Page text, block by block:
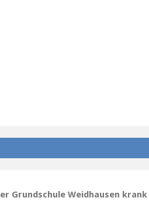
Grundschule Weidhausen